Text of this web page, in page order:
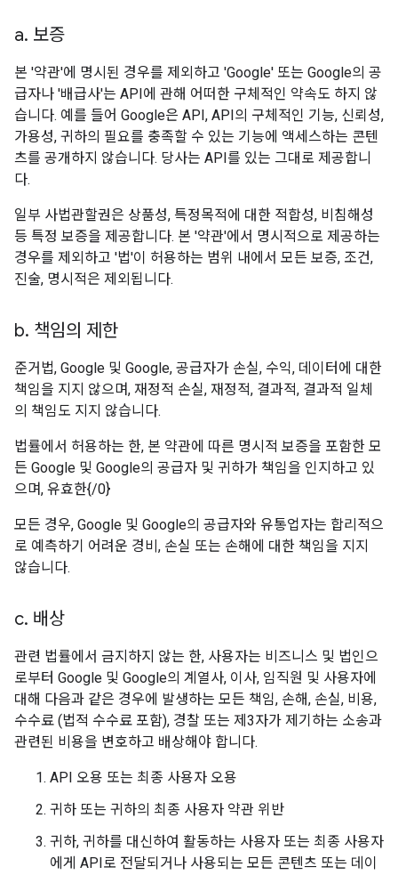
a. 보증
본 '약관'에 명시된 경우를 제외하고 'Google' 또는 Google의 공
급자나 '배급사'는 API에 관해 어떠한 구체적인 약속도 하지 않
습니다. 예를 들어 Google은 API, API의 구체적인 기능, 신뢰성,
가용성, 귀하의 필요를 충족할 수 있는 기능에 액세스하는 콘텐
츠를 공개하지 않습니다. 당사는 API를 있는 그대로 제공합니
다.
일부 사법관할권은 상품성, 특정목적에 대한 적합성, 비침해성
등 특정 보증을 제공합니다. 본 '약관'에서 명시적으로 제공하는
경우를 제외하고 '법'이 허용하는 범위 내에서 모든 보증, 조건,
진술, 명시적은 제외됩니다.
b. 책임의 제한
준거법, Google 및 Google, 공급자가 손실, 수익, 데이터에 대한
책임을 지지 않으며, 재정적 손실, 재정적, 결과적, 결과적 일체
의 책임도 지지 않습니다.
법률에서 허용하는 한, 본 약관에 따른 명시적 보증을 포함한 모
든 Google 및 Google의 공급자 및 귀하가 책임을 인지하고 있
으며, 유효한{/0}
모든 경우, Google 및 Google의 공급자와 유통업자는 합리적으
로 예측하기 어려운 경비, 손실 또는 손해에 대한 책임을 지지
않습니다.
c. 배상
관련 법률에서 금지하지 않는 한, 사용자는 비즈니스 및 법인으
로부터 Google 및 Google의 계열사, 이사, 임직원 및 사용자에
대해 다음과 같은 경우에 발생하는 모든 책임, 손해, 손실, 비용,
수수료 (법적 수수료 포함), 경찰 또는 제3자가 제기하는 소송과
관련된 비용을 변호하고 배상해야 합니다.
API 오용 또는 최종 사용자 오용
귀하 또는 귀하의 최종 사용자 약관 위반
귀하, 귀하를 대신하여 활동하는 사용자 또는 최종 사용자
에게 API로 전달되거나 사용되는 모든 콘텐츠 또는 데이